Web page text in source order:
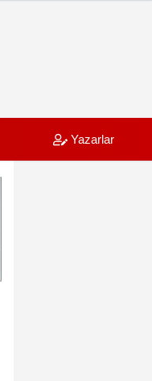
Yazarlar